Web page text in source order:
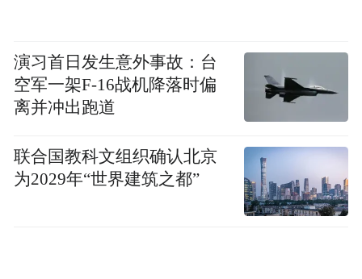
演习首日发生意外事故：台
空军一架F-16战机降落时偏
离并冲出跑道
联合国教科文组织确认北京
为2029年“世界建筑之都”